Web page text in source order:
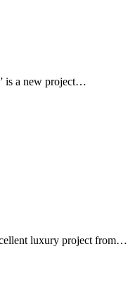
is a new project…
luxury project from…